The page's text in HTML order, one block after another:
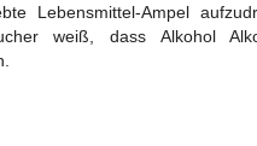
Lebensmittel-Ampel
weiß, dass Alkohol